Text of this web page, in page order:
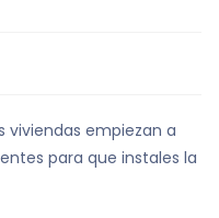
viviendas empiezan a
para que instales la